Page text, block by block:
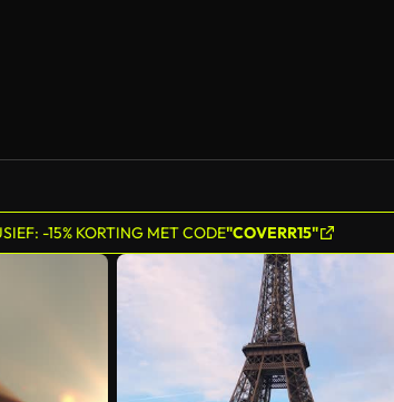
-15% KORTING MET CODE"COVERR15"